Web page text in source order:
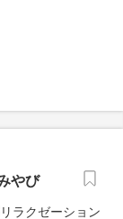
やび